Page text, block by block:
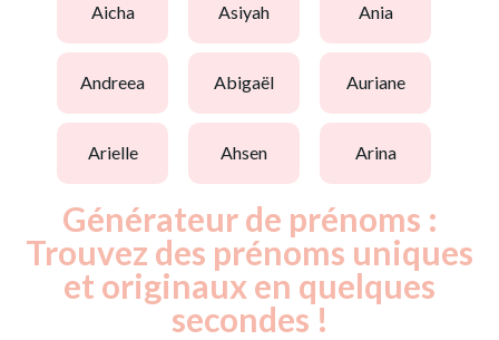
aicha asiyah ania
andreea abigaël auriane
arielle ahsen arina
Générateur de prénoms :
Trouvez des prénoms uniques
et originaux en quelques
secondes !